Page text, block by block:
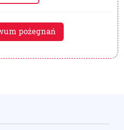
pożegnań